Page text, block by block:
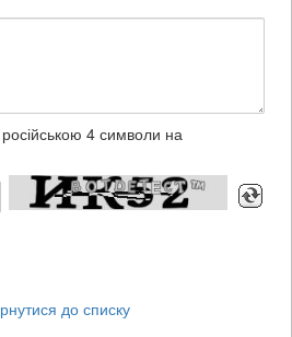
4 символи на
до списку